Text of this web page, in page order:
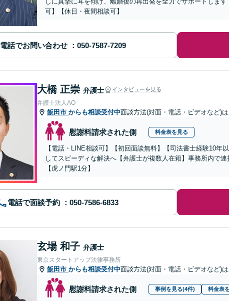
可】【休日・夜間相談可】
電話でお問い合わせ
大橋 正崇 弁護士 インタビューを見る
弁護士法人AO
飯田市 からも相談受付中面談方法(対面・電話・ビデオなど)
慰謝料請求された側 料金表を見る
【電話・LINE相談可】【初回面談無料】【司法書士経験10
してスピーディな解決へ【弁護士が複数人在籍】事務所内で
【虎ノ門駅1分】
電話で面談予約
玄場 和子 弁護士
東京スタートアップ法律事務所
飯田市 からも相談受付中面談方法(対面・電話・ビデオなど)
慰謝料請求された側 事例を見る(4件) 料金表